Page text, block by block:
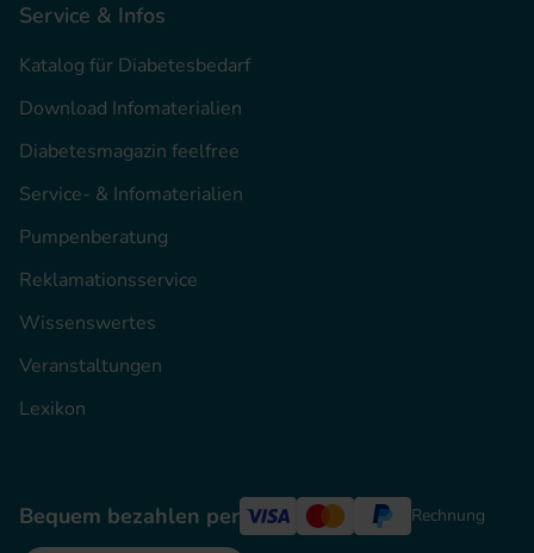
Service & Infos
Katalog für Diabetesbedarf
Download Infomaterialien
Diabetesmagazin feelfree
Service- & Infomaterialien
Pumpenberatung
Reklamationsservice
Wissenswertes
Veranstaltungen
Lexikon
Bequem bezahlen per Rechnung